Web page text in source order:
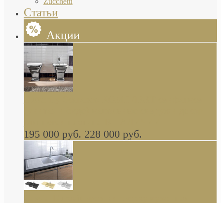
Статьи
Акции
Butterfly Scarabeo КОМПЛЕКТ санфаянса
глянцевая платина В НАЛИЧИИ
195 000 руб. 228 000 руб.